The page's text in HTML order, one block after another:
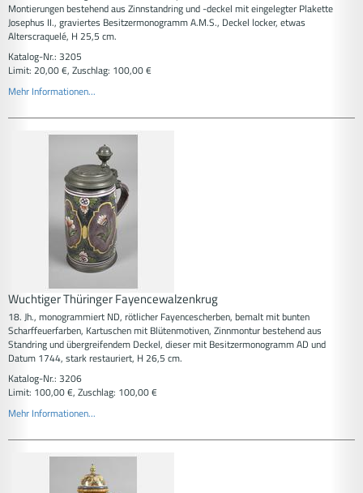
Montierungen bestehend aus Zinnstandring und -deckel mit eingelegter Plakette
Josephus II., graviertes Besitzermonogramm A.M.S., Deckel locker, etwas
Alterscraquelé, H 25,5 cm.
Katalog-Nr.: 3205
Limit: 20,00 €, Zuschlag: 100,00 €
Mehr Informationen...
Wuchtiger Thüringer Fayencewalzenkrug
18. Jh., monogrammiert ND, rötlicher Fayencescherben, bemalt mit bunten
Scharffeuerfarben, Kartuschen mit Blütenmotiven, Zinnmontur bestehend aus
Standring und übergreifendem Deckel, dieser mit Besitzermonogramm AD und
Datum 1744, stark restauriert, H 26,5 cm.
Katalog-Nr.: 3206
Limit: 100,00 €, Zuschlag: 100,00 €
Mehr Informationen...